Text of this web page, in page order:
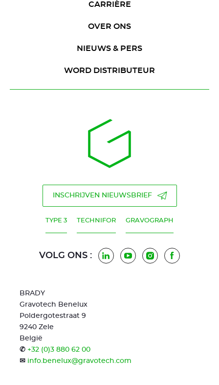
CARRIÈRE
OVER ONS
NIEUWS & PERS
WORD DISTRIBUTEUR
INSCHRIJVEN NIEUWSBRIEF
TYPE 3 TECHNIFOR GRAVOGRAPH
VOLG ONS : LinkedInYoutubeInstagramFacebook
BRADY
Gravotech Benelux
Poldergotestraat 9
9240 Zele
België
✆ +32 (0)3 880 62 00
✉ info.benelux@gravotech.com